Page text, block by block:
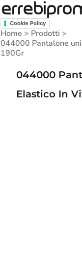
Cookie Policy
Home > Prodotti >
044000 Pantalone
190Gr
044000
Elastico In